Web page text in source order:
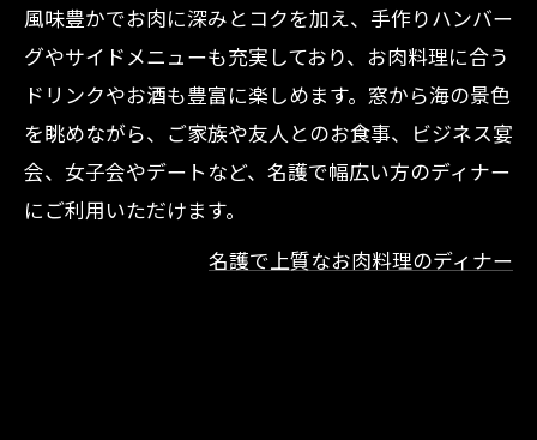
風味豊かでお肉に深みとコクを加え、手作りハンバー
グやサイドメニューも充実しており、お肉料理に合う
ドリンクやお酒も豊富に楽しめます。窓から海の景色
を眺めながら、ご家族や友人とのお食事、ビジネス宴
会、女子会やデートなど、名護で幅広い方のディナー
にご利用いただけます。
名護で上質なお肉料理のディナー